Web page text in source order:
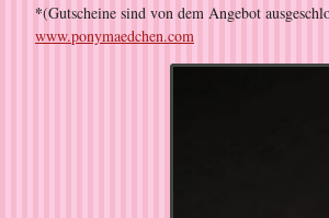
*(Gutscheine sind von dem Angebot
www.ponymaedchen.com